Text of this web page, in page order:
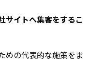
サイトへ集客をするこ
めの代表的な施策をま